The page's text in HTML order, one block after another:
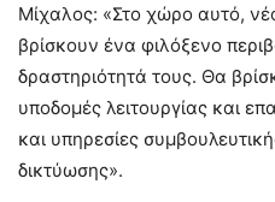
Μίχαλος: «Στο χώρο αυτό,
βρίσκουν ένα φιλόξενο
δραστηριότητά τους. Θα
υποδομές λειτουργίας και
και υπηρεσίες
δικτύωσης».